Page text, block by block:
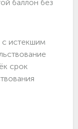
баллон без
с истекшим
срок